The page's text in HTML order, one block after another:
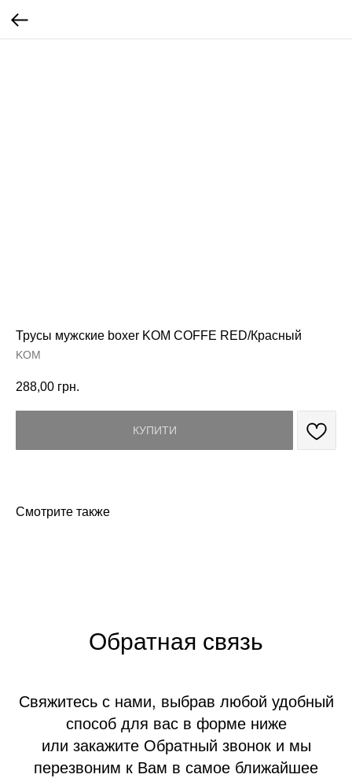
Трусы мужские boxer KOM COFFE RED/Красный
KOM
288,00 грн.
КУПИТИ
Смотрите также
Обратная связь
Свяжитесь с нами, выбрав любой удобный
способ для вас в форме ниже
или закажите Обратный звонок и мы
перезвоним к Вам в самое ближайшее